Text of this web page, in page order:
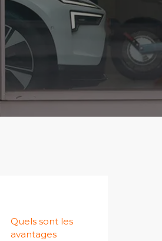
Quels sont les
avantages